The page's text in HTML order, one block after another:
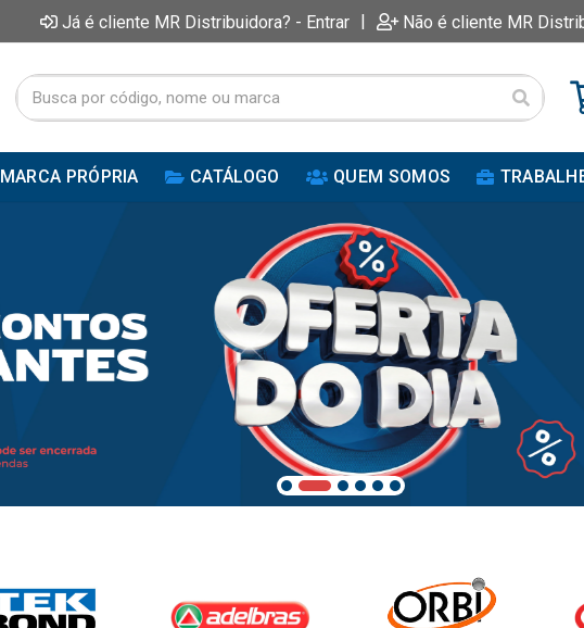
Já é cliente MR Distribuidora? - Entrar | Não é cliente MR
MARCA PRÓPRIA CATÁLOGO QUEM SOMOS